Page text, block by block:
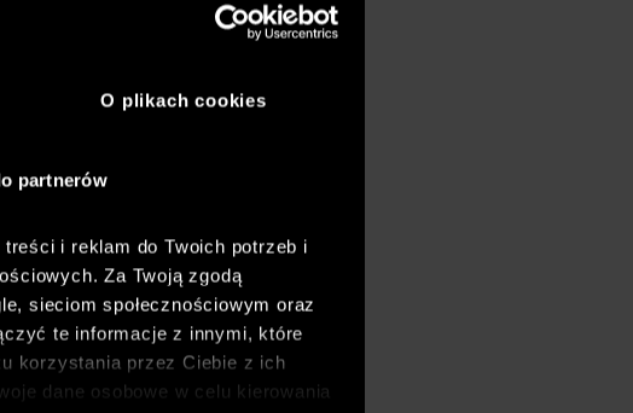
O plikach cookies
partnerów
i reklam do Twoich potrzeb i
Za Twoją zgodą
sieciom społecznościowym oraz
te informacje z innymi, które
korzystania przez Ciebie z ich
dane osobowe w celu kierowania